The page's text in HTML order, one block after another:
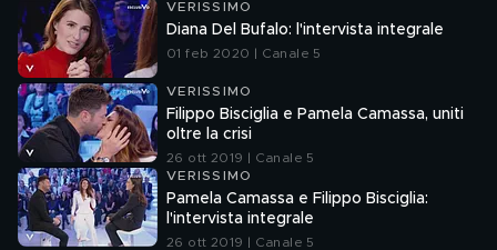
VERISSIMO
Diana Del Bufalo: l'intervista integrale
01 feb 2020 | Canale 5
VERISSIMO
Filippo Bisciglia e Pamela Camassa, uniti
oltre la crisi
26 ott 2019 | Canale 5
VERISSIMO
Pamela Camassa e Filippo Bisciglia:
l'intervista integrale
26 ott 2019 | Canale 5